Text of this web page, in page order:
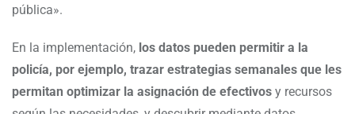
pública».
En la implementación, los datos pueden permitir a la
policía, por ejemplo, trazar estrategias semanales que les
permitan optimizar la asignación de efectivos y recursos